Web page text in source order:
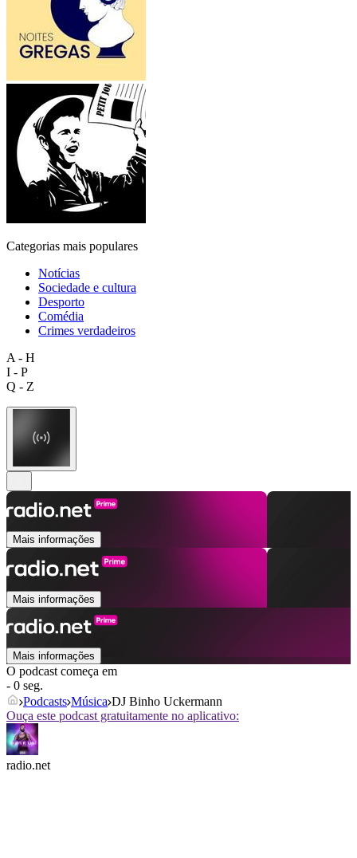
Categorias mais populares
Notícias
Sociedade e cultura
Desporto
Comédia
Crimes verdadeiros
A - H
I - P
Q - Z
Mais informações
Mais informações
Mais informações
O podcast começa em
- 0 seg.
Podcasts Música DJ Binho Uckermann
Ouça este podcast gratuitamente no aplicativo:
radio.net